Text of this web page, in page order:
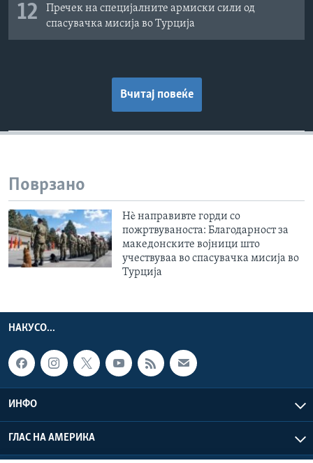
12
Пречек на специјалните армиски сили од
спасувачка мисија во Турција
Вчитај повеќе
Поврзано
Нè направивте горди со
пожртвуваноста: Благодарност за
македонските војници што
учествуваа во спасувачка мисија во
Турција
НАКУСО...
ИНФО
ГЛАС НА АМЕРИКА